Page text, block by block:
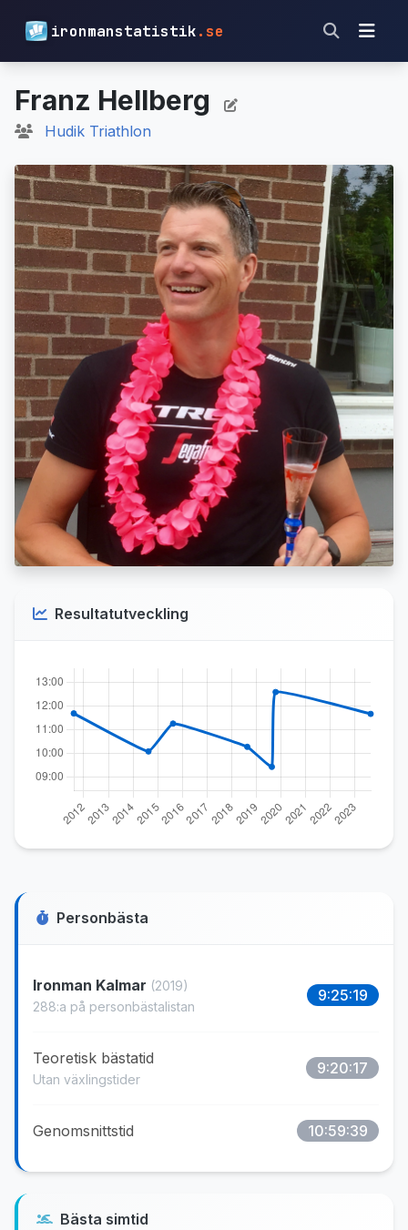
ironmanstatistik.se
Franz Hellberg
Hudik Triathlon
Personbästa
Ironman Kalmar (2019)
288:a på personbästalistan
9:25:19
Teoretisk bästatid
Utan växlingstider
9:20:17
Genomsnittstid 10:59:39
Bästa simtid
Resultatutveckling